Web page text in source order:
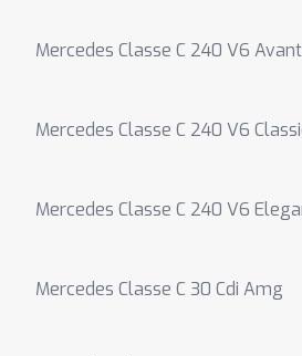
Mercedes Classe C 240 V6
Mercedes Classe C 240 V6
Mercedes Classe C 240 V6
Mercedes Classe C 30 Cdi Amg